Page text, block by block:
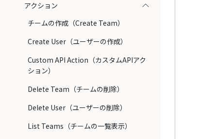
アクション
チームの作成（Create Team）
Create User（ユーザーの作成）
Custom API Action（カスタムAPIアク
ション）
Delete Team（チームの削除）
Delete User（ユーザーの削除）
List Teams（チームの一覧表示）